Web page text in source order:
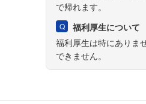
で帰れます。
福利厚生について
福利厚生は特にありま
できません。